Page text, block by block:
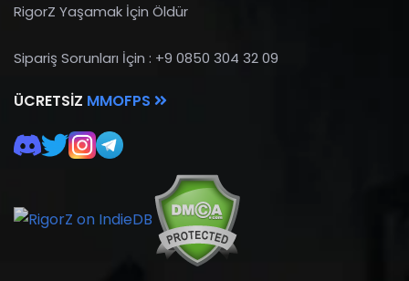
RigorZ Yaşamak İçin Öldür
Sipariş Sorunları İçin : +9 0850 304 32 09
ÜCRETSIZ MMOFPS